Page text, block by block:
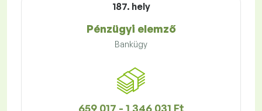
187. hely
Pénzügyi elemző
Bankügy
659 017 - 1 346 031 Ft